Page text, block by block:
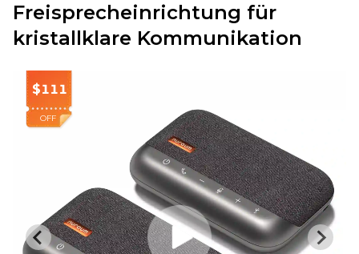
Freisprecheinrichtung für
kristallklare Kommunikation
$111
OFF